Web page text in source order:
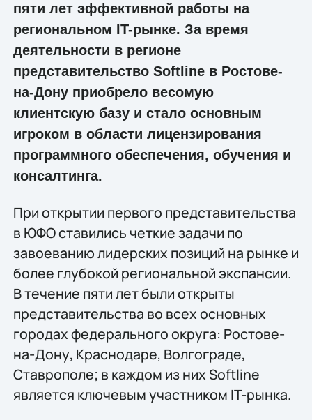
пяти лет эффективной работы на
региональном IT-рынке. За время
деятельности в регионе
представительство Softline в Ростове-
на-Дону приобрело весомую
клиентскую базу и стало основным
игроком в области лицензирования
программного обеспечения, обучения и
консалтинга.
При открытии первого представительства
в ЮФО ставились четкие задачи по
завоеванию лидерских позиций на рынке и
более глубокой региональной экспансии.
В течение пяти лет были открыты
представительства во всех основных
городах федерального округа: Ростове-
на-Дону, Краснодаре, Волгограде,
Ставрополе; в каждом из них Softline
является ключевым участником IT-рынка.